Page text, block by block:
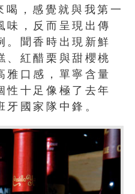
，感覺就與我第一
味，反而呈現出傳
。聞香時出現新鮮
、紅醋栗與甜櫻桃
雅口感，單寧含量
性十足像極了去年
國家隊中鋒。